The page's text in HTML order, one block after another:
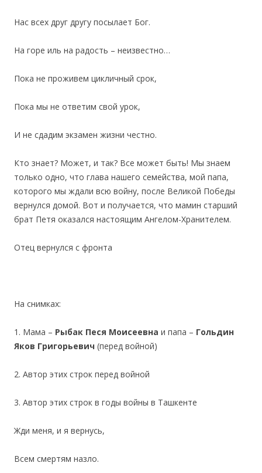
Нас всех друг другу посылает Бог.
На горе иль на радость – неизвестно…
Пока не проживем цикличный срок,
Пока мы не ответим свой урок,
И не сдадим экзамен жизни честно.
Кто знает? Может, и так? Все может быть! Мы знаем
только одно, что глава нашего семейства, мой папа,
которого мы ждали всю войну, после Великой Победы
вернулся домой. Вот и получается, что мамин старший
брат Петя оказался настоящим Ангелом-Хранителем.
Отец вернулся с фронта
На снимках:
1. Мама – Рыбак Песя Моисеевна и папа – Гольдин
Яков Григорьевич (перед войной)
2. Автор этих строк перед войной
3. Автор этих строк в годы войны в Ташкенте
Жди меня, и я вернусь,
Всем смертям назло.